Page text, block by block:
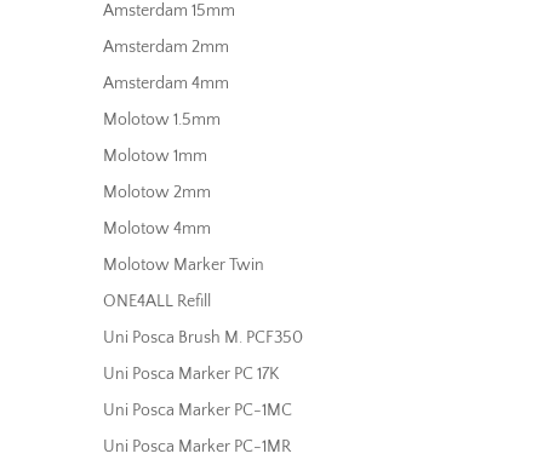
Amsterdam 15mm
Amsterdam 2mm
Amsterdam 4mm
Molotow 1.5mm
Molotow 1mm
Molotow 2mm
Molotow 4mm
Molotow Marker Twin
ONE4ALL Refill
Uni Posca Brush M. PCF350
Uni Posca Marker PC 17K
Uni Posca Marker PC-1MC
Uni Posca Marker PC-1MR